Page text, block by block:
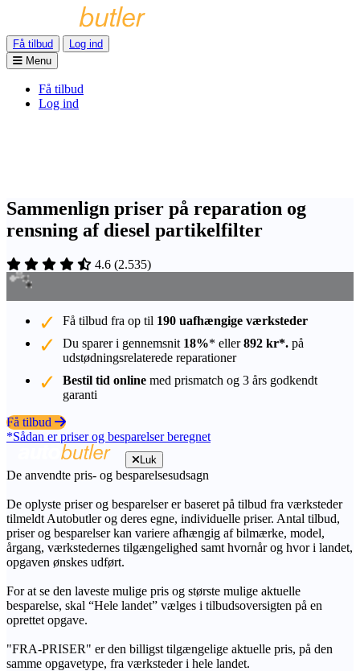
Få tilbud
Log ind
Menu
Få tilbud
Log ind
Sammenlign priser på reparation og
rensning af diesel partikelfilter
4.6 (2.535)
Få tilbud fra op til 190 uafhængige værksteder
Du sparer i gennemsnit 18%* eller892 kr*. på
udstødningsrelaterede reparationer
Bestil tid online med prismatch og 3 års godkendt
garanti
Få tilbud
*Sådan er priser og besparelser beregnet
Luk
De anvendte pris- og besparelsesudsagn
De oplyste priser og besparelser er baseret på tilbud fra værksteder
tilmeldt Autobutler og deres egne, individuelle priser. Antal tilbud,
priser og besparelser kan variere afhængig af bilmærke, model,
årgang, værkstedernes tilgængelighed samt hvornår og hvor i landet,
opgaven ønskes udført.
For at se den laveste mulige pris og største mulige aktuelle
besparelse, skal “Hele landet” vælges i tilbudsoversigten på en
oprettet opgave.
"FRA-PRISER" er den billigst tilgængelige aktuelle pris, på den
samme opgavetype, fra værksteder i hele landet.